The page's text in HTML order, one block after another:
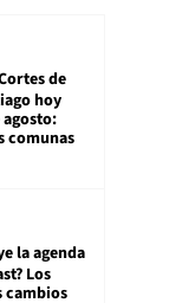
de
hoy
agosto:
comunas
la agenda
Los
cambios